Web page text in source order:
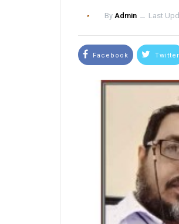
By Admin ــ Last
Facebook Twitter